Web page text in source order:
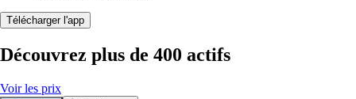
Télécharger l'app
Découvrez plus de 400 actifs
Voir les prix